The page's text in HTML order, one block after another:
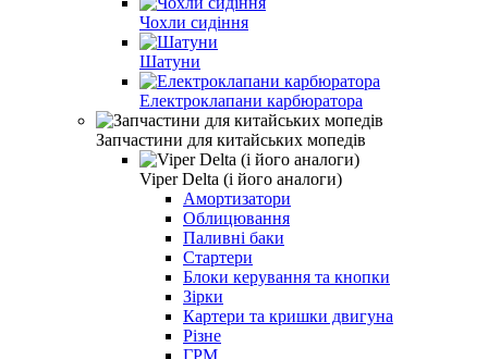
Чохли сидіння
Шатуни
Електроклапани карбюратора
Запчастини для китайських мопедів
Viper Delta (і його аналоги)
Амортизатори
Облицювання
Паливні баки
Стартери
Блоки керування та кнопки
Зірки
Картери та кришки двигуна
Різне
ГРМ